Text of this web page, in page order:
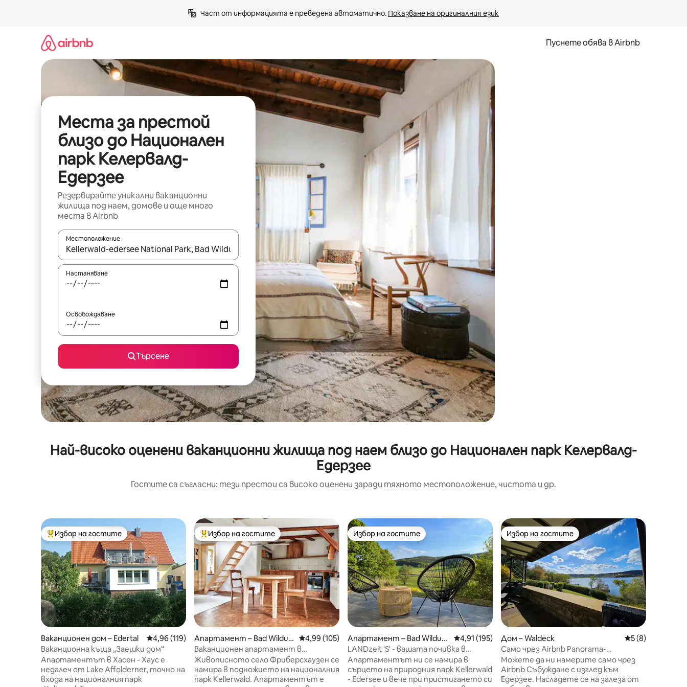
Част от информацията е преведена автоматично. Показване на оригиналния език
Пуснете обява в Airbnb
Места за престой
близо до Национален
парк Келервалд-
Едерзее
Резервирайте уникални ваканционни
жилища под наем, домове и още много
места в Airbnb
Местоположение
Когато резултатите се покажат, използвайте клавишите със стрелки нагоре и надолу или навигирайте с докосване или плъзгане.
Настаняване
Освобождаване
Търсене
Най-високо оценени ваканционни жилища под наем близо до Национален парк Келервалд-
Едерзее
Гостите са съгласни: тези престои са високо оценени заради тяхното местоположение, чистота и др.
Най-популярен избор на гостите
Избор на гостите
Ваканционен дом – Edertal Средна оценка: 4,96 от 5, 119 отзива
4,96 (119)
Ваканционна къща „Заешки дом“
Апартаментът в Хасен - Хаус е
недалеч от Lake Affolderner, точно на
входа на националния парк
Най-популярен избор на гостите
Избор на гостите
Апартамент – Bad Wildun
gen
Средна оценка: 4,99 от 5, 105 отзива
4,99 (105)
Ваканционен апартамент в
Келервалд
Живописното село Фриберсхаузен се
намира в подножието на националния
парк Kellerwald. Апартаментът е
Избор на гостите
Избор на гостите
Апартамент – Bad Wildun
gen
Средна оценка: 4,91 от 5, 195 отзива
4,91 (195)
LANDzeit 'S' - вашата почивка в
средата на Келервалд
Апартаментът ни се намира в
сърцето на природния парк Kellerwald
- Edersee и вече при пристигането си
Избор на гостите
Избор на гостите
Дом – Waldeck Средна оценка:
5 (8)
Само чрез Airbnb Panorama-
Ederseehaus
Можете да ни намерите само чрез
Airbnb Събуждане с изглед към
Едерзее. Насладете се на залеза от